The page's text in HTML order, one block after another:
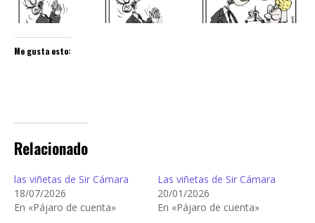
Me gusta esto:
Relacionado
las viñetas de Sir Cámara
18/07/2026
En «Pájaro de cuenta»
Las viñetas de Sir Cámara
20/01/2026
En «Pájaro de cuenta»